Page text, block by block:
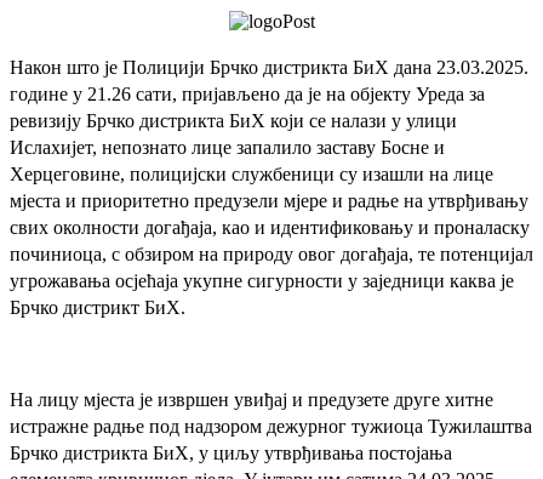
Након што је Полицији Брчко дистрикта БиХ дана 23.03.2025.
године у 21.26 сати, пријављено да је на објекту Уреда за
ревизију Брчко дистрикта БиХ који се налази у улици
Ислахијет, непознато лице запалило заставу Босне и
Херцеговине, полицијски службеници су изашли на лице
мјеста и приоритетно предузели мјере и радње на утврђивању
свих околности догађаја, као и идентификовању и проналаску
починиоца, с обзиром на природу овог догађаја, те потенцијал
угрожавања осјећаја укупне сигурности у заједници каква је
Брчко дистрикт БиХ.
На лицу мјеста је извршен увиђај и предузете друге хитне
истражне радње под надзором дежурног тужиоца Тужилаштва
Брчко дистрикта БиХ, у циљу утврђивања постојања